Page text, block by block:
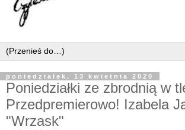
poniedziałek, 13 kwietnia 2020
Poniedziałki ze zbrodnią w
Przedpremierowo! Izabela
"Wrzask"